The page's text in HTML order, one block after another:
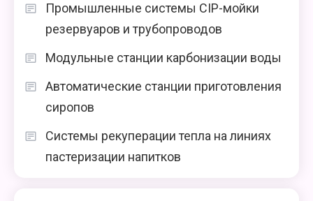
Промышленные системы CIP-мойки
резервуаров и трубопроводов
Модульные станции карбонизации воды
Автоматические станции приготовления
сиропов
Системы рекуперации тепла на линиях
пастеризации напитков